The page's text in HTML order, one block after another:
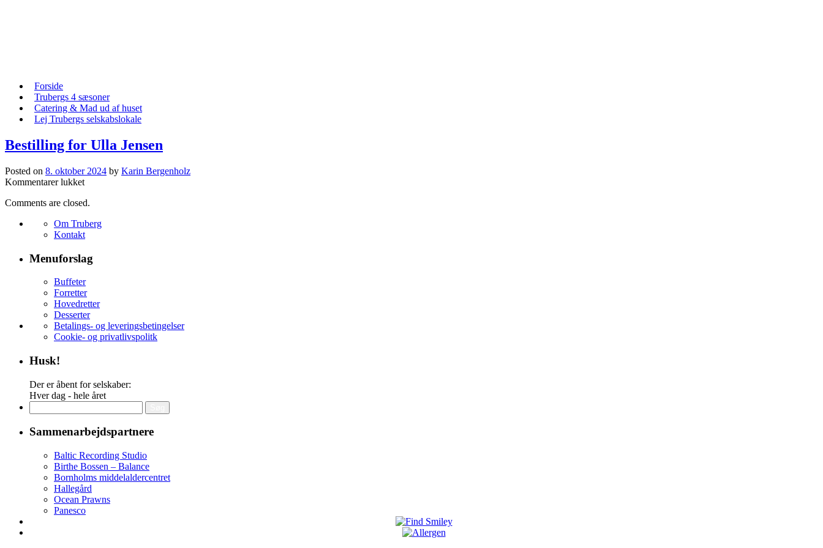
Skip
content
Forside
Trubergs 4 sæsoner
Catering & Mad ud af huset
Lej Trubergs selskabslokale
Bestilling for Ulla Jensen
Posted on 8. oktober 2024 by Karin Bergenholz
Kommentarer lukkettil
for
Jensen
Comments are closed.
Om Truberg
Kontakt
Menuforslag
Buffeter
Forretter
Hovedretter
Desserter
Betalings- og leveringsbetingelser
Cookie- og privatlivspolitk
Husk!
Der er åbent for selskaber:
Hver dag - hele året
efter:
Sammenarbejdspartnere
Baltic Recording Studio
Birthe Bossen – Balance
Bornholms middelaldercentret
Hallegård
Ocean Prawns
Panesco